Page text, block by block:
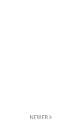
NEWER